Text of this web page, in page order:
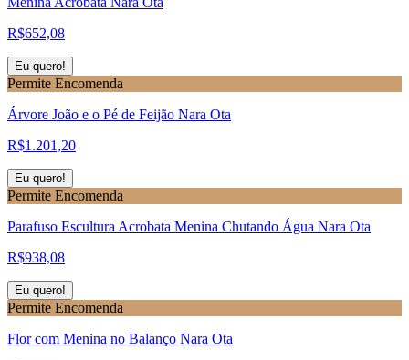
R$652,08
Eu quero!
Permite Encomenda
Árvore João e o Pé de Feijão Nara Ota
R$1.201,20
Eu quero!
Permite Encomenda
Parafuso Escultura Acrobata Menina Chutando Água Nara Ota
R$938,08
Eu quero!
Permite Encomenda
Flor com Menina no Balanço Nara Ota